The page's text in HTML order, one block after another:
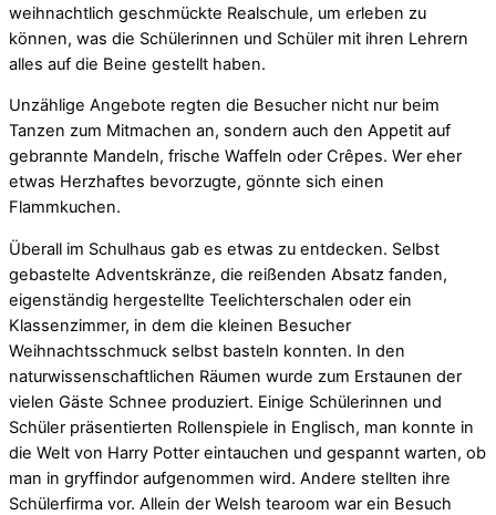
weihnachtlich geschmückte Realschule, um erleben zu
können, was die Schülerinnen und Schüler mit ihren Lehrern
alles auf die Beine gestellt haben.
Unzählige Angebote regten die Besucher nicht nur beim
Tanzen zum Mitmachen an, sondern auch den Appetit auf
gebrannte Mandeln, frische Waffeln oder Crêpes. Wer eher
etwas Herzhaftes bevorzugte, gönnte sich einen
Flammkuchen.
Überall im Schulhaus gab es etwas zu entdecken. Selbst
gebastelte Adventskränze, die reißenden Absatz fanden,
eigenständig hergestellte Teelichterschalen oder ein
Klassenzimmer, in dem die kleinen Besucher
Weihnachtsschmuck selbst basteln konnten. In den
naturwissenschaftlichen Räumen wurde zum Erstaunen der
vielen Gäste Schnee produziert. Einige Schülerinnen und
Schüler präsentierten Rollenspiele in Englisch, man konnte in
die Welt von Harry Potter eintauchen und gespannt warten, ob
man in gryffindor aufgenommen wird. Andere stellten ihre
Schülerfirma vor. Allein der Welsh tearoom war ein Besuch